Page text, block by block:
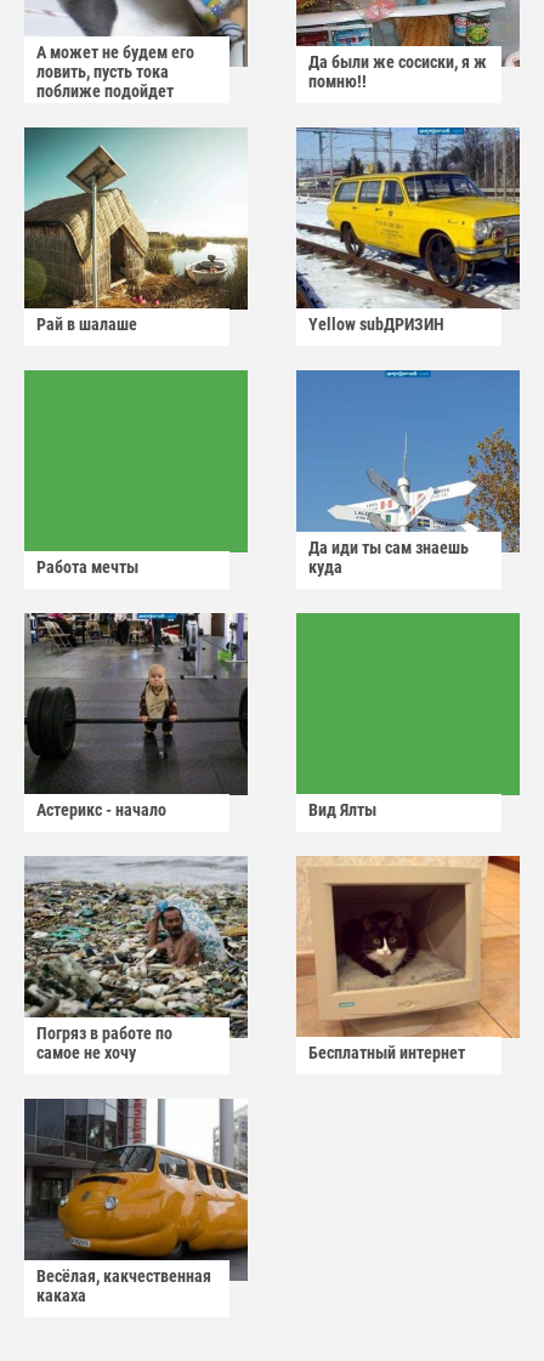
А может не будем его
ловить, пусть тока
поближе подойдет
Да были же сосиски, я ж
помню!!
Рай в шалаше Yellow subДРИЗИН
Работа мечты
Да иди ты сам знаешь
куда
Астерикс - начало Вид Ялты
Погряз в работе по
самое не хочу
Бесплатный интернет
Весёлая, какчественная
какаха